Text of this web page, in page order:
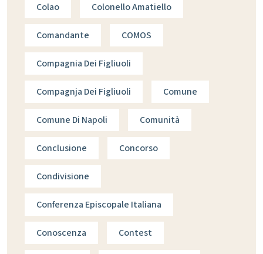
Colao Colonello Amatiello
Comandante COMOS
Compagnia Dei Figliuoli
Compagnja Dei Figliuoli Comune
Comune Di Napoli Comunità
Conclusione Concorso
Condivisione
Conferenza Episcopale Italiana
Conoscenza Contest